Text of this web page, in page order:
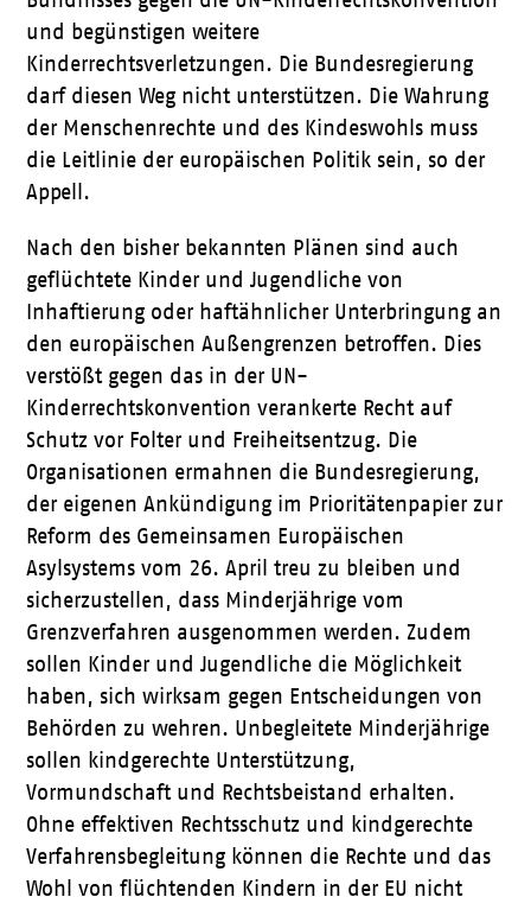
und begünstigen weitere
Kinderrechtsverletzungen. Die Bundesregierung
darf diesen Weg nicht unterstützen. Die Wahrung
der Menschenrechte und des Kindeswohls muss
die Leitlinie der europäischen Politik sein, so der
Appell.
Nach den bisher bekannten Plänen sind auch
geflüchtete Kinder und Jugendliche von
Inhaftierung oder haftähnlicher Unterbringung an
den europäischen Außengrenzen betroffen. Dies
verstößt gegen das in der UN-
Kinderrechtskonvention verankerte Recht auf
Schutz vor Folter und Freiheitsentzug. Die
Organisationen ermahnen die Bundesregierung,
der eigenen Ankündigung im Prioritätenpapier zur
Reform des Gemeinsamen Europäischen
Asylsystems vom 26. April treu zu bleiben und
sicherzustellen, dass Minderjährige vom
Grenzverfahren ausgenommen werden. Zudem
sollen Kinder und Jugendliche die Möglichkeit
haben, sich wirksam gegen Entscheidungen von
Behörden zu wehren. Unbegleitete Minderjährige
sollen kindgerechte Unterstützung,
Vormundschaft und Rechtsbeistand erhalten.
Ohne effektiven Rechtsschutz und kindgerechte
Verfahrensbegleitung können die Rechte und das
Wohl von flüchtenden Kindern in der EU nicht